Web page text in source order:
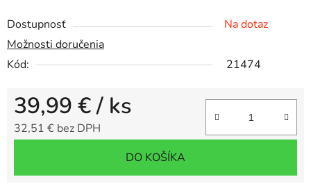
Dostupnosť
Na dotaz
Možnosti doručenia
Kód:
21474
39,99 €/ ks
32,51 € bez DPH
DO KOŠÍKA